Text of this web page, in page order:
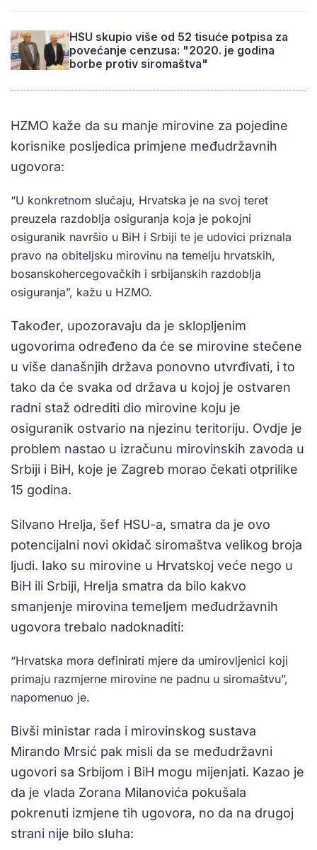
HSU skupio više od 52 tisuće potpisa za
povećanje cenzusa: "2020. je godina
borbe protiv siromaštva"
HZMO kaže da su manje mirovine za pojedine
korisnike posljedica primjene međudržavnih
ugovora:
“U konkretnom slučaju, Hrvatska je na svoj teret
preuzela razdoblja osiguranja koja je pokojni
osiguranik navršio u BiH i Srbiji te je udovici priznala
pravo na obiteljsku mirovinu na temelju hrvatskih,
bosanskohercegovačkih i srbijanskih razdoblja
osiguranja”, kažu u HZMO.
Također, upozoravaju da je sklopljenim
ugovorima određeno da će se mirovine stečene
u više današnjih država ponovno utvrđivati, i to
tako da će svaka od država u kojoj je ostvaren
radni staž odrediti dio mirovine koju je
osiguranik ostvario na njezinu teritoriju. Ovdje je
problem nastao u izračunu mirovinskih zavoda u
Srbiji i BiH, koje je Zagreb morao čekati otprilike
15 godina.
Silvano Hrelja, šef HSU-a, smatra da je ovo
potencijalni novi okidač siromaštva velikog broja
ljudi. Iako su mirovine u Hrvatskoj veće nego u
BiH ili Srbiji, Hrelja smatra da bilo kakvo
smanjenje mirovina temeljem međudržavnih
ugovora trebalo nadoknaditi:
“Hrvatska mora definirati mjere da umirovljenici koji
primaju razmjerne mirovine ne padnu u siromaštvu”,
napomenuo je.
Bivši ministar rada i mirovinskog sustava
Mirando Mrsić pak misli da se međudržavni
ugovori sa Srbijom i BiH mogu mijenjati. Kazao je
da je vlada Zorana Milanovića pokušala
pokrenuti izmjene tih ugovora, no da na drugoj
strani nije bilo sluha: